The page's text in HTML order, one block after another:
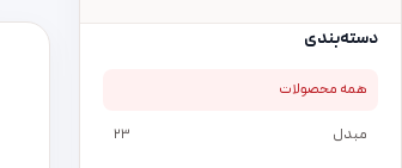
دسته‌بندی
همه محصولات
مبدل 23